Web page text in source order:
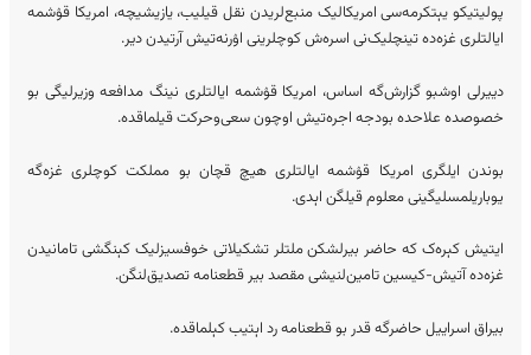
پولیتیکو یېتکرمه‌سی امریکالیک منبع‌لریدن نقل قیلیب، یازیشیچه، امریکا قۉشمه
ایالتلری غزه‌ده تینچلیک‌نی اسره‌ش کوچلرینی اۉرنه‌تیش آرتیدن دیر.
دییرلی اوشبو گزارش‌گه اساس، امریکا قۉشمه ایالتلری نینگ مدافعه وزیرلیگی بو
خصوصده علاحده بودجه اجره‌تیش اوچون سعی‌وحرکت قیلماقده.
بوندن ایلگری امریکا قۉشمه ایالتلری هیچ قچان بو مملکت کوچلری غزه‌گه
یوباریلمسلیگینی معلوم قیلگن اېدی.
ایتیش کېره‌ک که حاضر بیرلشکن ملتلر تشکیلاتی خوفسیزلیک کېنگشی تامانیدن
غزه‌ده آتیش-کیسین تامین‌لنیشی مقصد بیر قطعنامه تصدیق‌لنگن.
بیراق اسراییل حاضرگه قدر بو قطعنامه رد اېتیب کېلماقده.